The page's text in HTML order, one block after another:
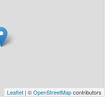
Leaflet | ©OpenStreetMapcontributors